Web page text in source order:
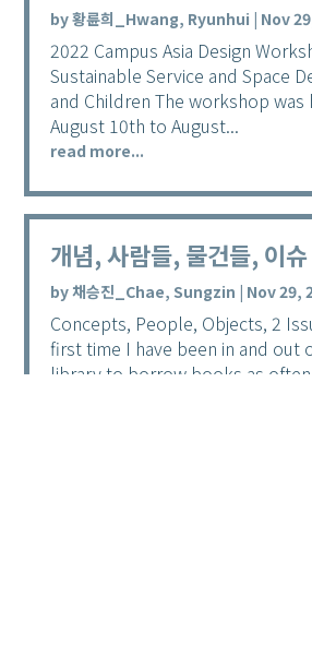
by황륜희_Hwang, Ryunhui | Nov
2022 Campus Asia Design
Sustainable Service and Space
and Children The workshop
August 10th to August...
read more...
개념, 사람들, 물건들, 이
by채승진_Chae, Sungzin | Nov 29,
Concepts, People, Objects, 2
first time I have been in and out
library to borrow books as often